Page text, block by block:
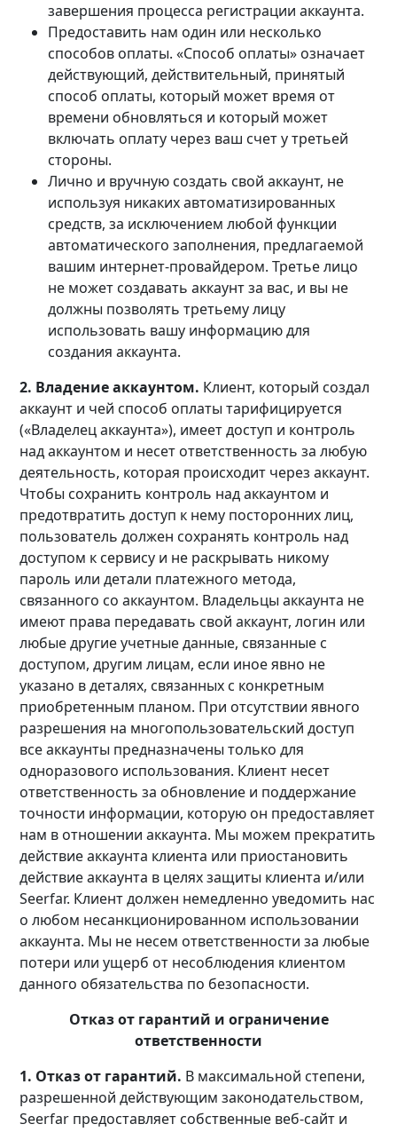
завершения процесса регистрации аккаунта.
Предоставить нам один или несколько
способов оплаты. «Способ оплаты» означает
действующий, действительный, принятый
способ оплаты, который может время от
времени обновляться и который может
включать оплату через ваш счет у третьей
стороны.
Лично и вручную создать свой аккаунт, не
используя никаких автоматизированных
средств, за исключением любой функции
автоматического заполнения, предлагаемой
вашим интернет-провайдером. Третье лицо
не может создавать аккаунт за вас, и вы не
должны позволять третьему лицу
использовать вашу информацию для
создания аккаунта.
2. Владение аккаунтом. Клиент, который создал
аккаунт и чей способ оплаты тарифицируется
(«Владелец аккаунта»), имеет доступ и контроль
над аккаунтом и несет ответственность за любую
деятельность, которая происходит через аккаунт.
Чтобы сохранить контроль над аккаунтом и
предотвратить доступ к нему посторонних лиц,
пользователь должен сохранять контроль над
доступом к сервису и не раскрывать никому
пароль или детали платежного метода,
связанного со аккаунтом. Владельцы аккаунта не
имеют права передавать свой аккаунт, логин или
любые другие учетные данные, связанные с
доступом, другим лицам, если иное явно не
указано в деталях, связанных с конкретным
приобретенным планом. При отсутствии явного
разрешения на многопользовательский доступ
все аккаунты предназначены только для
одноразового использования. Клиент несет
ответственность за обновление и поддержание
точности информации, которую он предоставляет
нам в отношении аккаунта. Мы можем прекратить
действие аккаунта клиента или приостановить
действие аккаунта в целях защиты клиента и/или
Seerfar. Клиент должен немедленно уведомить нас
о любом несанкционированном использовании
аккаунта. Мы не несем ответственности за любые
потери или ущерб от несоблюдения клиентом
данного обязательства по безопасности.
Отказ от гарантий и ограничение
ответственности
1. Отказ от гарантий. В максимальной степени,
разрешенной действующим законодательством,
Seerfar предоставляет собственные веб-сайт и